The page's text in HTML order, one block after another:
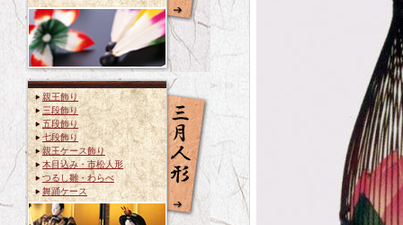
親王飾り
三段飾り
五段飾り
七段飾り
親王ケース飾り
木目込み・市松人形
つるし雛・わらべ
舞踊ケース